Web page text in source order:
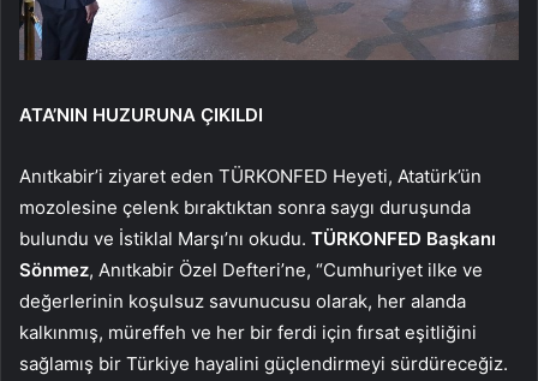
ATA’NIN HUZURUNA ÇIKILDI
Anıtkabir’i ziyaret eden TÜRKONFED Heyeti, Atatürk’ün
mozolesine çelenk bıraktıktan sonra saygı duruşunda
bulundu ve İstiklal Marşı’nı okudu. TÜRKONFED Başkanı
Sönmez, Anıtkabir Özel Defteri’ne, “Cumhuriyet ilke ve
değerlerinin koşulsuz savunucusu olarak, her alanda
kalkınmış, müreffeh ve her bir ferdi için fırsat eşitliğini
sağlamış bir Türkiye hayalini güçlendirmeyi sürdüreceğiz.